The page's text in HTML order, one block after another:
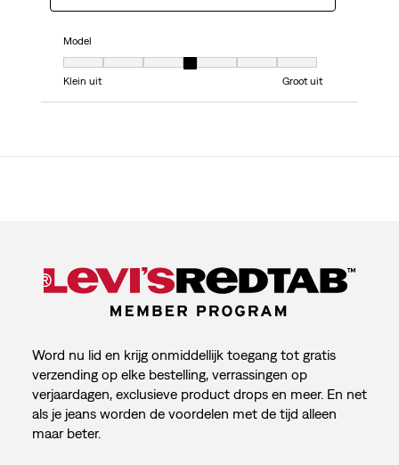
Model
Model, 4 van 7, waarbij 1 gelijk is aan Klein uit en 7 gelijk is aan Groot uit
Klein uit
Groot uit
Word nu lid en krijg onmiddellijk toegang tot gratis
verzending op elke bestelling, verrassingen op
verjaardagen, exclusieve product drops en meer. En net
als je jeans worden de voordelen met de tijd alleen
maar beter.